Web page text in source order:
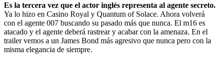
Es la tercera vez que el actor inglés representa al agente secreto.
Ya lo hizo en Casino Royal y Quantum of Solace. Ahora volverá
con el agente 007 buscando su pasado más que nunca. El m16 es
atacado y el agente deberá rastrear y acabar con la amenaza. En el
trailer vemos a un James Bond más agresivo que nunca pero con la
misma elegancia de siempre.